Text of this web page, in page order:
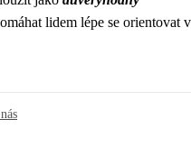
lidem lépe se orientovat v